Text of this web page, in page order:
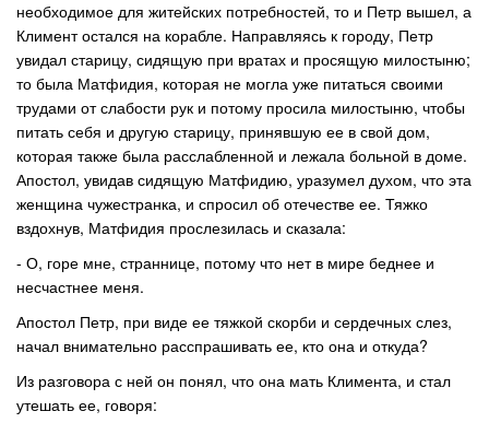
необходимое для житейских потребностей, то и Петр вышел, а
Климент остался на корабле. Направляясь к городу, Петр
увидал старицу, сидящую при вратах и просящую милостыню;
то была Матфидия, которая не могла уже питаться своими
трудами от слабости рук и потому просила милостыню, чтобы
питать себя и другую старицу, принявшую ее в свой дом,
которая также была расслабленной и лежала больной в доме.
Апостол, увидав сидящую Матфидию, уразумел духом, что эта
женщина чужестранка, и спросил об отечестве ее. Тяжко
вздохнув, Матфидия прослезилась и сказала:
- О, горе мне, страннице, потому что нет в мире беднее и
несчастнее меня.
Апостол Петр, при виде ее тяжкой скорби и сердечных слез,
начал внимательно расспрашивать ее, кто она и откуда?
Из разговора с ней он понял, что она мать Климента, и стал
утешать ее, говоря: